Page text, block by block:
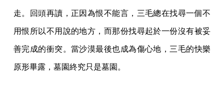
走。回頭再讀，正因為恨不能言，三毛總在找尋一個不
用恨所以不用說的地方，而那份找尋起於一份沒有被妥
善完成的衝突。當沙漠最後也成為傷心地，三毛的快樂
原形畢露，墓園終究只是墓園。